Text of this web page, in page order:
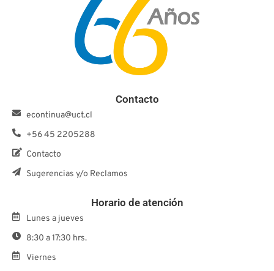
Contacto
econtinua@uct.cl
+56 45 2205288
Contacto
Sugerencias y/o Reclamos
Horario de atención
Lunes a jueves
8:30 a 17:30 hrs.
Viernes